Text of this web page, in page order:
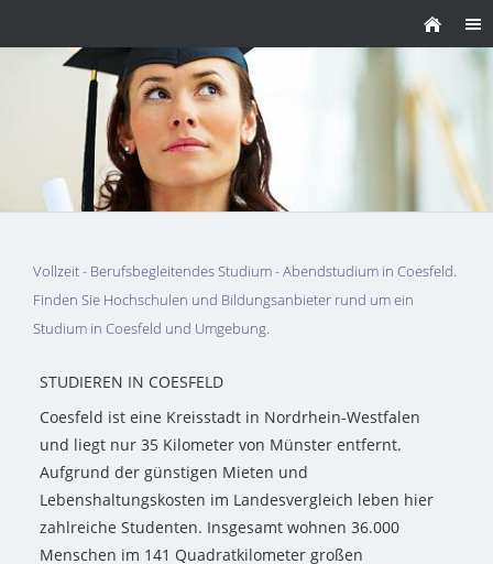
Vollzeit - Berufsbegleitendes Studium - Abendstudium in Coesfeld.
Finden Sie Hochschulen und Bildungsanbieter rund um ein
Studium in Coesfeld und Umgebung.
STUDIEREN IN COESFELD
Coesfeld ist eine Kreisstadt in Nordrhein-Westfalen
und liegt nur 35 Kilometer von Münster entfernt.
Aufgrund der günstigen Mieten und
Lebenshaltungskosten im Landesvergleich leben hier
zahlreiche Studenten. Insgesamt wohnen 36.000
Menschen im 141 Quadratkilometer großen